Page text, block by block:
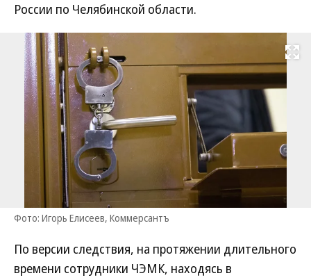
России по Челябинской области.
Развернуть
Фото: Игорь Елисеев, Коммерсантъ
По версии следствия, на протяжении длительного
времени сотрудники ЧЭМК, находясь в